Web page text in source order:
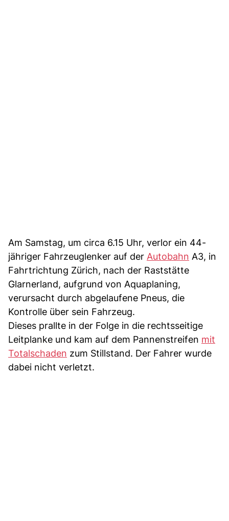
Am Samstag, um circa 6.15 Uhr, verlor ein 44-
jähriger Fahrzeuglenker auf der Autobahn A3, in
Fahrtrichtung Zürich, nach der Raststätte
Glarnerland, aufgrund von Aquaplaning,
verursacht durch abgelaufene Pneus, die
Kontrolle über sein Fahrzeug.
Dieses prallte in der Folge in die rechtsseitige
Leitplanke und kam auf dem Pannenstreifen mit
Totalschaden zum Stillstand. Der Fahrer wurde
dabei nicht verletzt.